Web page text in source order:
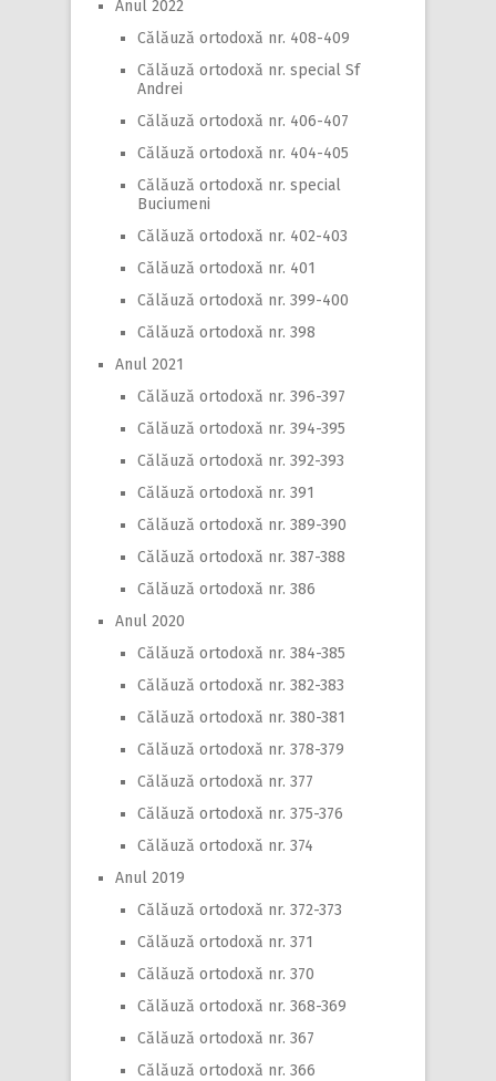
Anul 2022
Călăuză ortodoxă nr. 408-409
Călăuză ortodoxă nr. special Sf
Andrei
Călăuză ortodoxă nr. 406-407
Călăuză ortodoxă nr. 404-405
Călăuză ortodoxă nr. special
Buciumeni
Călăuză ortodoxă nr. 402-403
Călăuză ortodoxă nr. 401
Călăuză ortodoxă nr. 399-400
Călăuză ortodoxă nr. 398
Anul 2021
Călăuză ortodoxă nr. 396-397
Călăuză ortodoxă nr. 394-395
Călăuză ortodoxă nr. 392-393
Călăuză ortodoxă nr. 391
Călăuză ortodoxă nr. 389-390
Călăuză ortodoxă nr. 387-388
Călăuză ortodoxă nr. 386
Anul 2020
Călăuză ortodoxă nr. 384-385
Călăuză ortodoxă nr. 382-383
Călăuză ortodoxă nr. 380-381
Călăuză ortodoxă nr. 378-379
Călăuză ortodoxă nr. 377
Călăuză ortodoxă nr. 375-376
Călăuză ortodoxă nr. 374
Anul 2019
Călăuză ortodoxă nr. 372-373
Călăuză ortodoxă nr. 371
Călăuză ortodoxă nr. 370
Călăuză ortodoxă nr. 368-369
Călăuză ortodoxă nr. 367
Călăuză ortodoxă nr. 366